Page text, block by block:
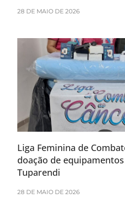
28 DE MAIO DE 2026
Liga Feminina de
doação de
Tuparendi
28 DE MAIO DE 2026